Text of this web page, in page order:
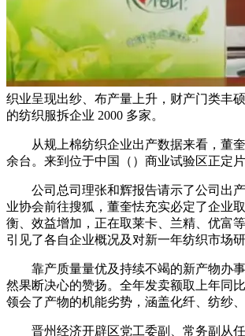
织业呈现出纱、布产量上升，财产门类丰
的纺织服拆企业 2000 多家。
从规上棉纺织企业出产数据来看，董奎
余台。来到位于中国（）商业试验区正定
公司总司理张和辉报告请示了公司出产
业协会前往搜狐，董奎怯充实必定了企业
衡、效益增加，正在取莱卡、兰精、优富
引见了各自企业概况及对新一年纺织市场
靠产质量量优及持续不竭的新产物办事
然果断决心的赞扬。全年发卖额取上年同
领会了产物的机能劣势，涵盖化纤、纺纱
晋州经济开辟区党工委副、常务副从任